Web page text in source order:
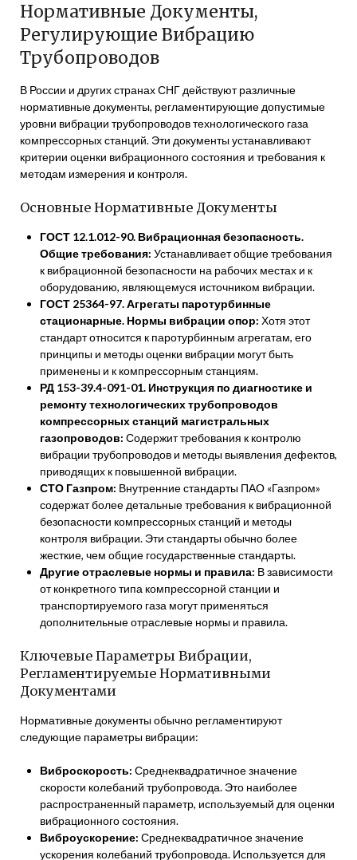
Нормативные Документы,
Регулирующие Вибрацию
Трубопроводов
В России и других странах СНГ действуют различные
нормативные документы, регламентирующие допустимые
уровни вибрации трубопроводов технологического газа
компрессорных станций. Эти документы устанавливают
критерии оценки вибрационного состояния и требования к
методам измерения и контроля.
Основные Нормативные Документы
ГОСТ 12.1.012-90. Вибрационная безопасность.
Общие требования: Устанавливает общие требования
к вибрационной безопасности на рабочих местах и к
оборудованию, являющемуся источником вибрации.
ГОСТ 25364-97. Агрегаты паротурбинные
стационарные. Нормы вибрации опор: Хотя этот
стандарт относится к паротурбинным агрегатам, его
принципы и методы оценки вибрации могут быть
применены и к компрессорным станциям.
РД 153-39.4-091-01. Инструкция по диагностике и
ремонту технологических трубопроводов
компрессорных станций магистральных
газопроводов: Содержит требования к контролю
вибрации трубопроводов и методы выявления дефектов,
приводящих к повышенной вибрации.
СТО Газпром: Внутренние стандарты ПАО «Газпром»
содержат более детальные требования к вибрационной
безопасности компрессорных станций и методы
контроля вибрации. Эти стандарты обычно более
жесткие, чем общие государственные стандарты.
Другие отраслевые нормы и правила: В зависимости
от конкретного типа компрессорной станции и
транспортируемого газа могут применяться
дополнительные отраслевые нормы и правила.
Ключевые Параметры Вибрации,
Регламентируемые Нормативными
Документами
Нормативные документы обычно регламентируют
следующие параметры вибрации:
Виброскорость: Среднеквадратичное значение
скорости колебаний трубопровода. Это наиболее
распространенный параметр, используемый для оценки
вибрационного состояния.
Виброускорение: Среднеквадратичное значение
ускорения колебаний трубопровода. Используется для